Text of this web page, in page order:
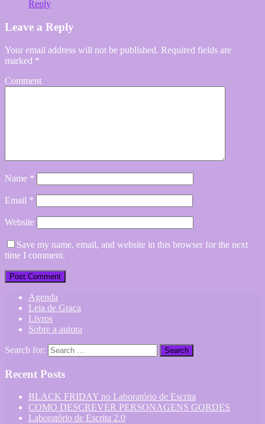
Reply
Leave a Reply
Your email address will not be published. Required fields are
marked *
Comment
Name *
Email *
Website
Save my name, email, and website in this browser for the next
time I comment.
Agenda
Leia de Graça
Livros
Sobre a autora
Search for:
Recent Posts
BLACK FRIDAY no Laboratório de Escrita
COMO DESCREVER PERSONAGENS GORDES
Laboratório de Escrita 2.0